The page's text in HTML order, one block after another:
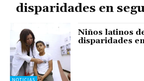
disparidades en
Niños latinos
disparidades